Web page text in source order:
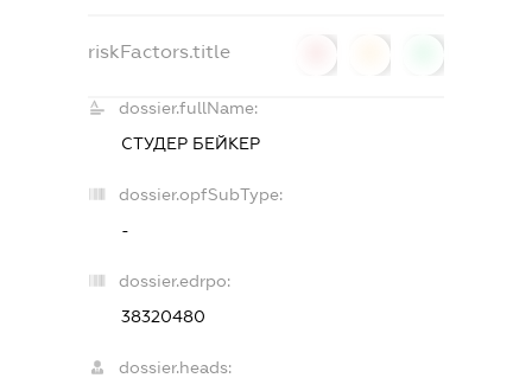
riskFactors.title
dossier.fullName:
СТУДЕР БЕЙКЕР
dossier.opfSubType:
-
dossier.edrpo:
38320480
dossier.heads: